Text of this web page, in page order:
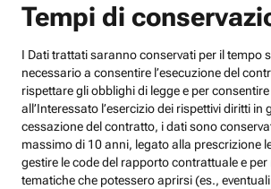
Tempi di
I Dati trattati saranno conservati per il tempo
necessario a consentire l’esecuzione del
rispettare gli obblighi di legge e per
all’Interessato l’esercizio dei rispettivi diritti in
cessazione del contratto, i dati sono
massimo di 10 anni, legato alla prescrizione
gestire le code del rapporto contrattuale e per
tematiche che potessero aprirsi (es.,